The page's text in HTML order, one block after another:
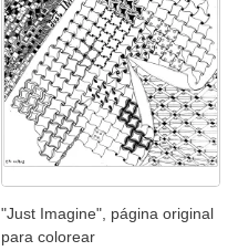
"Just Imagine", página original
para colorear